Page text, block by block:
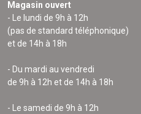
Magasin ouvert
- Le lundi de 9h à 12h
(pas de standard téléphonique)
et de 14h à 18h
- Du mardi au vendredi
de 9h à 12h et de 14h à 18h
- Le samedi de 9h à 12h